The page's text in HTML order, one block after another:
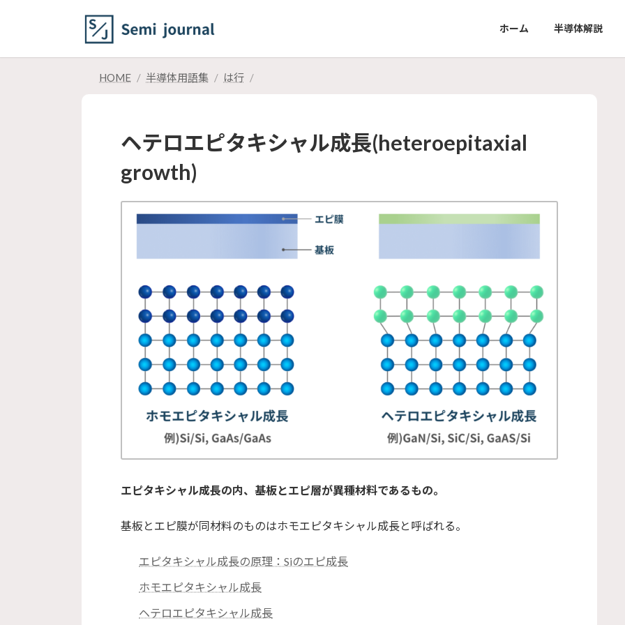
ン
ー
ホーム 半導体解説
HOME 半導体用語集 は行
ヘテロエピタキシャル成長(heteroepitaxial
growth)
エピタキシャル成長の内、基板とエピ層が異種材料であるもの。
基板とエピ膜が同材料のものはホモエピタキシャル成長と呼ばれる。
エピタキシャル成長の原理：Siのエピ成長
ホモエピタキシャル成長
ヘテロエピタキシャル成長